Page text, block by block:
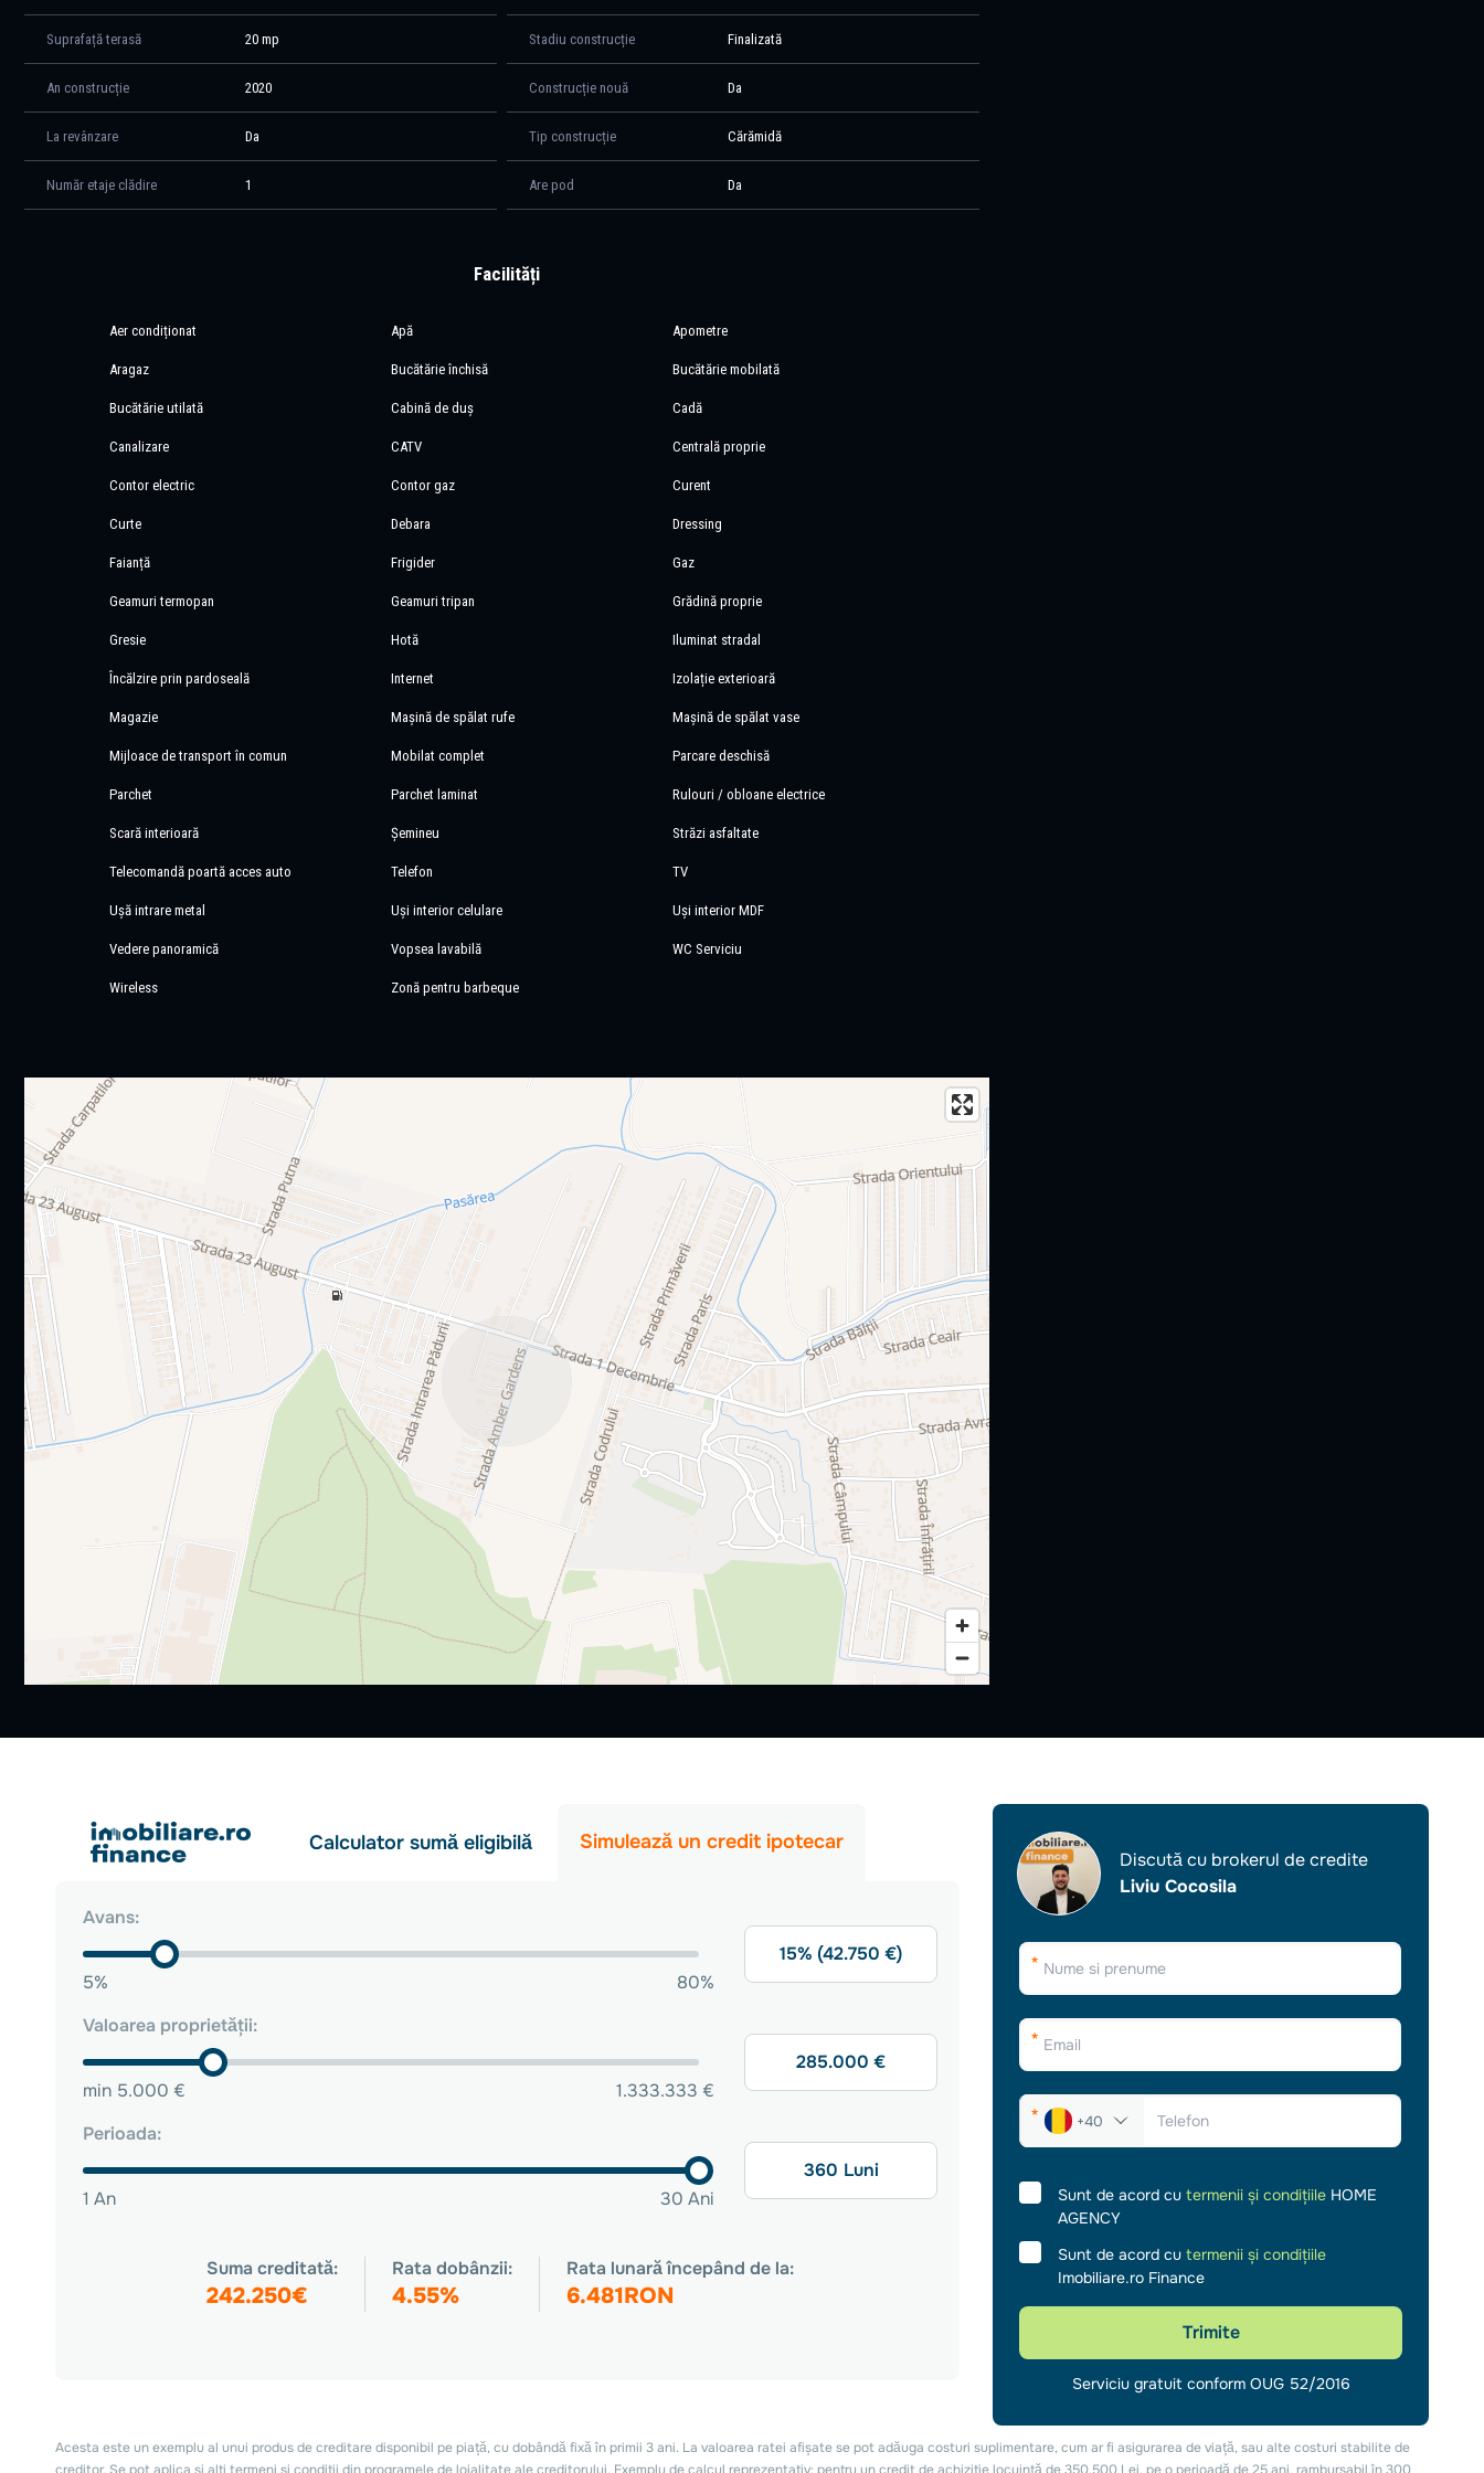
viitoarea galerie Kaufland aflate în proximitate, transport public (stație de autobuz în capătul străzii), viitoarea stație de metrou Otopeni și
Aeroportul Henri Coandă, aflat la aproximativ 15 minute distanță. Proprietatea este ideală pentru o familie care își dorește confort,
intimitate și acces facil către oraș, într-o zonă rezidențială în continuă dezvoltare.
Pentru mai multe detalii sau pentru programarea unei vizionări, vă invităm să ne contactați telefonic.
O proprietate care merită descoperită în realitate, pentru a aprecia pe deplin calitatea amenajărilor, compartimentarea eficientă și
atmosfera caldă pe care o oferă.
Suprafață terasă 20 mp Stadiu construcție Finalizată
An construcție 2020 Construcție nouă Da
La revânzare Da Tip construcție Cărămidă
Număr etaje clădire 1 Are pod Da
Facilități
Aer condiționat Apă Apometre
Aragaz Bucătărie închisă Bucătărie mobilată
Bucătărie utilată Cabină de duș Cadă
Canalizare CATV Centrală proprie
Contor electric Contor gaz Curent
Curte Debara Dressing
Faianță Frigider Gaz
Geamuri termopan Geamuri tripan Grădină proprie
Gresie Hotă Iluminat stradal
Încălzire prin pardoseală Internet Izolație exterioară
Magazie Mașină de spălat rufe Mașină de spălat vase
Mijloace de transport în comun Mobilat complet Parcare deschisă
Parchet Parchet laminat Rulouri / obloane electrice
Scară interioară Șemineu Străzi asfaltate
Telecomandă poartă acces auto Telefon TV
Ușă intrare metal Uși interior celulare Uși interior MDF
Vedere panoramică Vopsea lavabilă WC Serviciu
Wireless Zonă pentru barbeque